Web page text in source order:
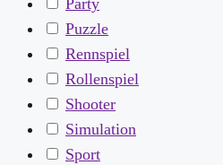
Party
Puzzle
Rennspiel
Rollenspiel
Shooter
Simulation
Sport